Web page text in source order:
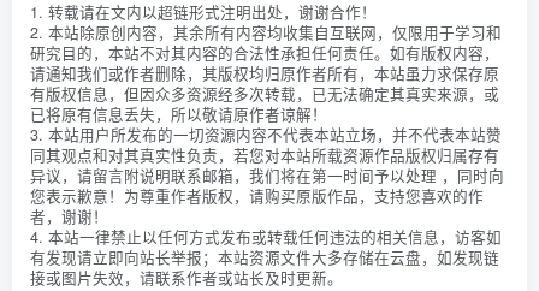
1. 转载请在文内以超链形式注明出处，谢谢合作！
2. 本站除原创内容，其余所有内容均收集自互联网，仅限用于学习和
研究目的，本站不对其内容的合法性承担任何责任。如有版权内容，
请通知我们或作者删除，其版权均归原作者所有，本站虽力求保存原
有版权信息，但因众多资源经多次转载，已无法确定其真实来源，或
已将原有信息丢失，所以敬请原作者谅解！
3. 本站用户所发布的一切资源内容不代表本站立场，并不代表本站赞
同其观点和对其真实性负责，若您对本站所载资源作品版权归属存有
异议，请留言附说明联系邮箱，我们将在第一时间予以处理 ，同时向
您表示歉意！为尊重作者版权，请购买原版作品，支持您喜欢的作
者，谢谢！
4. 本站一律禁止以任何方式发布或转载任何违法的相关信息，访客如
有发现请立即向站长举报；本站资源文件大多存储在云盘，如发现链
接或图片失效，请联系作者或站长及时更新。